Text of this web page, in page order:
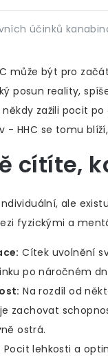
účinků
může být pro
posun reality,
někdy zažili pocit
- HHC se tomu
cítíte,
ale
fyzickými a
Cítek uvolnění
po náročném
Na rozdíl od
zachovat
ostrá.
Pocit lehkosti a